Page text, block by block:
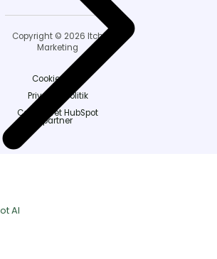
AI
Copyright © 2026 Itch
Marketing
Cookiepolitik
Privatlivspolitik
Certificeret HubSpot
partner